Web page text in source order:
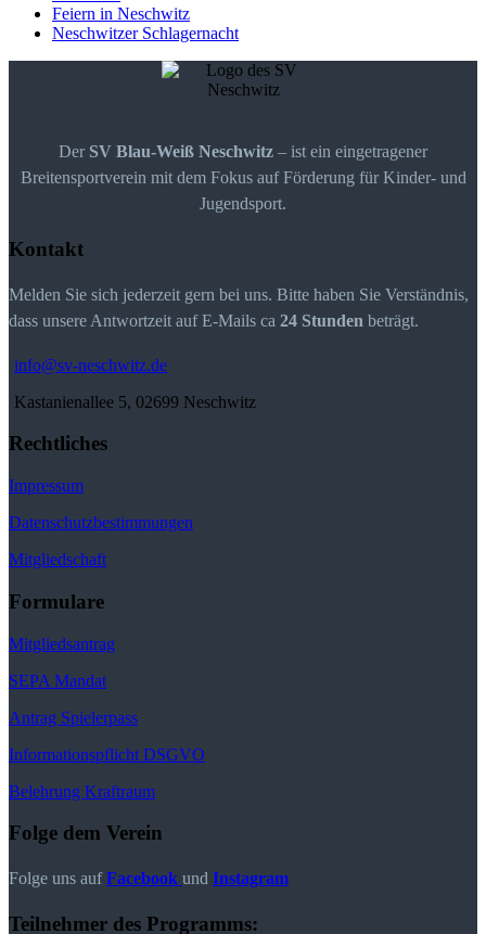
Feiern in Neschwitz
Neschwitzer Schlagernacht
Der SV Blau-Weiß Neschwitz – ist ein eingetragener
Breitensportverein mit dem Fokus auf Förderung für Kinder- und
Jugendsport.
Kontakt
Melden Sie sich jederzeit gern bei uns. Bitte haben Sie Verständnis,
dass unsere Antwortzeit auf E-Mails ca 24 Stunden beträgt.
info@sv-neschwitz.de
Kastanienallee 5, 02699 Neschwitz
Rechtliches
Impressum
Datenschutzbestimmungen
Mitgliedschaft
Formulare
Mitgliedsantrag
SEPA Mandat
Antrag Spielerpass
Informationspflicht DSGVO
Belehrung Kraftraum
Folge dem Verein
Folge uns aufFacebook und Instagram
Teilnehmer des Programms: